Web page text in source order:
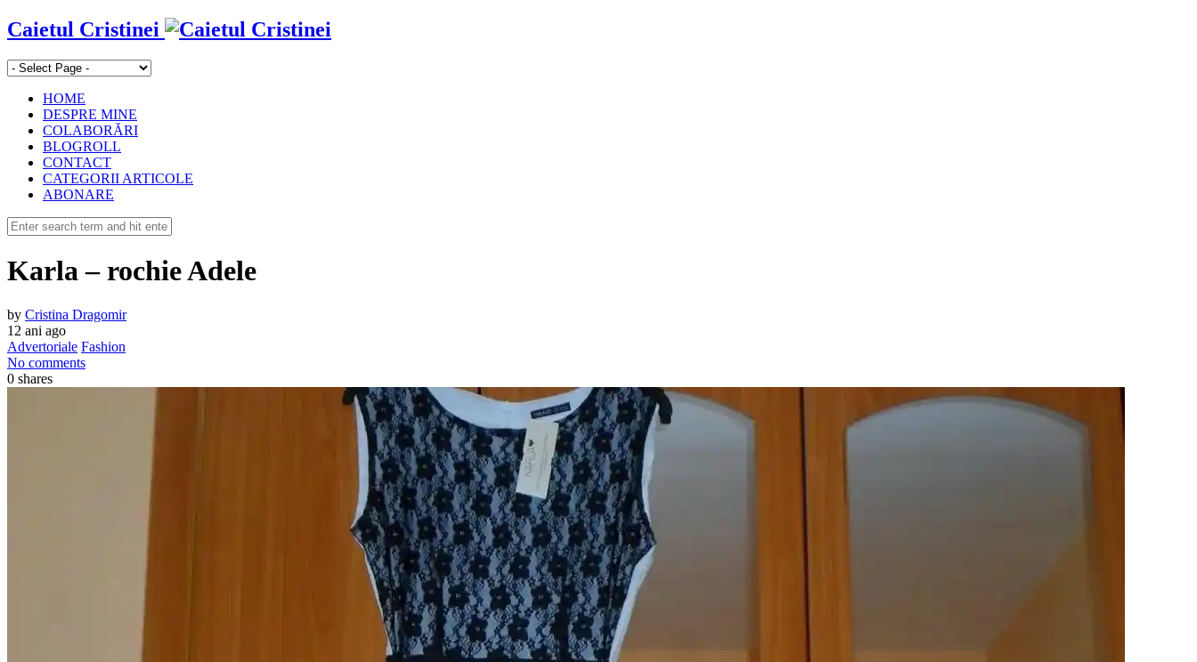
Caietul Cristinei
HOME
DESPRE MINE
COLABORĂRI
BLOGROLL
CONTACT
CATEGORII ARTICOLE
ABONARE
Karla – rochie Adele
by Cristina Dragomir
12 ani ago
Advertoriale Fashion
No comments
0 shares